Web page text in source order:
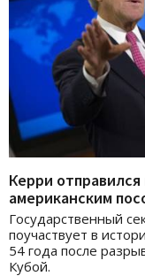
Керри
американским
Государственный
поучаствует в
54 года после
Кубой.